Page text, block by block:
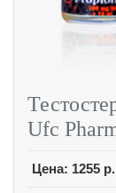
Ufc
Цена: 1255 р.